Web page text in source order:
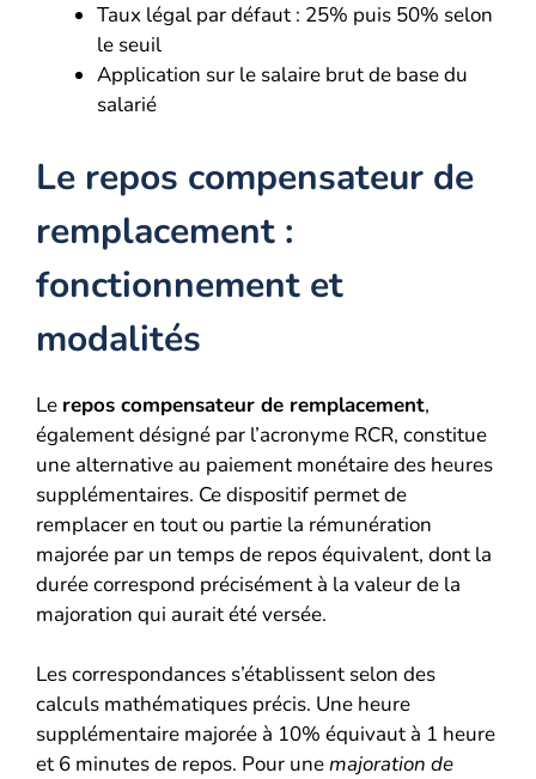
Taux légal par défaut : 25% puis 50% selon
le seuil
Application sur le salaire brut de base du
salarié
Le repos compensateur de
remplacement :
fonctionnement et
modalités
Le repos compensateur de remplacement,
également désigné par l’acronyme RCR, constitue
une alternative au paiement monétaire des heures
supplémentaires. Ce dispositif permet de
remplacer en tout ou partie la rémunération
majorée par un temps de repos équivalent, dont la
durée correspond précisément à la valeur de la
majoration qui aurait été versée.
Les correspondances s’établissent selon des
calculs mathématiques précis. Une heure
supplémentaire majorée à 10% équivaut à 1 heure
et 6 minutes de repos. Pour unemajoration de